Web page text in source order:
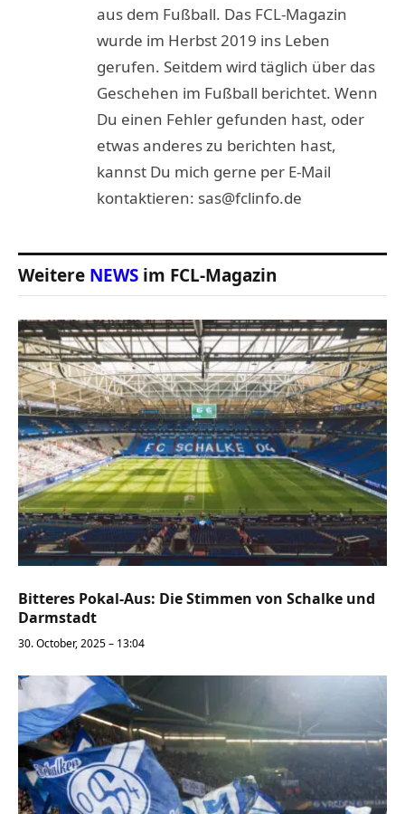
aus dem Fußball. Das FCL-Magazin
wurde im Herbst 2019 ins Leben
gerufen. Seitdem wird täglich über das
Geschehen im Fußball berichtet. Wenn
Du einen Fehler gefunden hast, oder
etwas anderes zu berichten hast,
kannst Du mich gerne per E-Mail
kontaktieren: sas@fclinfo.de
Weitere NEWS im FCL-Magazin
Bitteres Pokal-Aus: Die Stimmen von Schalke und
Darmstadt
30. October, 2025 – 13:04